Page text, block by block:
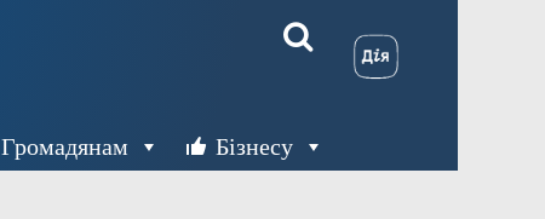
Громадянам Бізнесу